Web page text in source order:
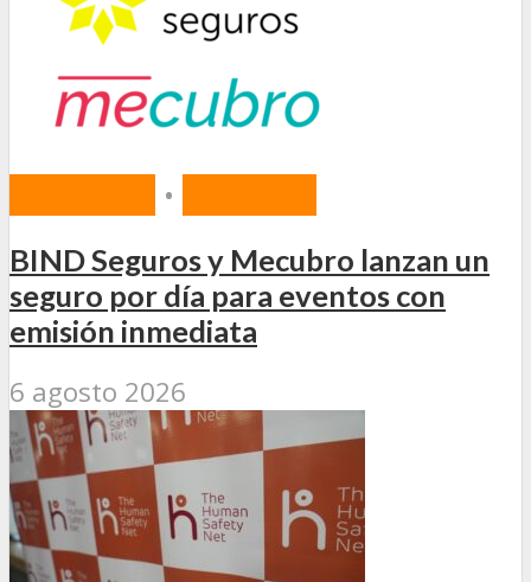
•
BIND Seguros y Mecubro lanzan un
seguro por día para eventos con
emisión inmediata
6 agosto 2026